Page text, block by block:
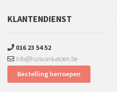
KLANTENDIENST
016 23 54 52
info@huisvankatoen.be
Bestelling herroepen